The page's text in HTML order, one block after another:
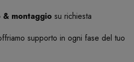
& montaggio su richiesta
supporto in ogni fase del tuo